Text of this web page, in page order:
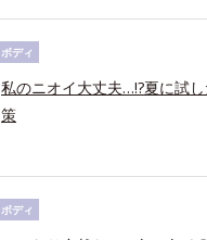
ボディ
私のニオイ大丈夫…!?夏に試
策
ボディ